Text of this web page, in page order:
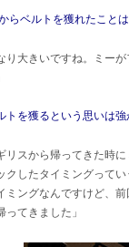
ベルトを獲れたことは
り大きいですね。ミー
を獲るという思いは強
リスから帰ってきた時
クしたタイミングって
ミングなんですけど、
てきました」